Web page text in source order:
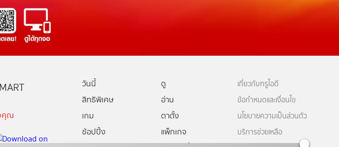
คุณ
วันนี้
ดู
สิทธิพิเศษ
อ่าน
เกม
ตาตั้ง
ช้อปปิ้ง
แพ็กเกจ
เกี่ยวกับทรูไอดี
ข้อกำหนดและเงื่อนไข
นโยบายความเป็นส่วนตัว
บริการช่วยเหลือ